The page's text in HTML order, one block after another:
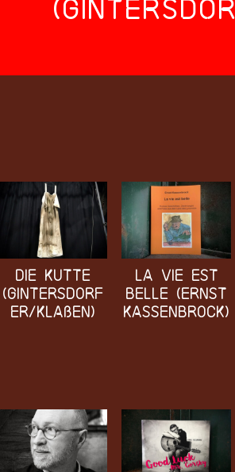
Die Kutte
(Gintersdorf
er/Klaßen)
La vie est
belle (Ernst
Kassenbrock)